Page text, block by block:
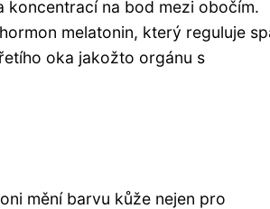
na bod mezi obočím.
melatonin, který reguluje
oka jakožto orgánu s
mění barvu kůže nejen pro